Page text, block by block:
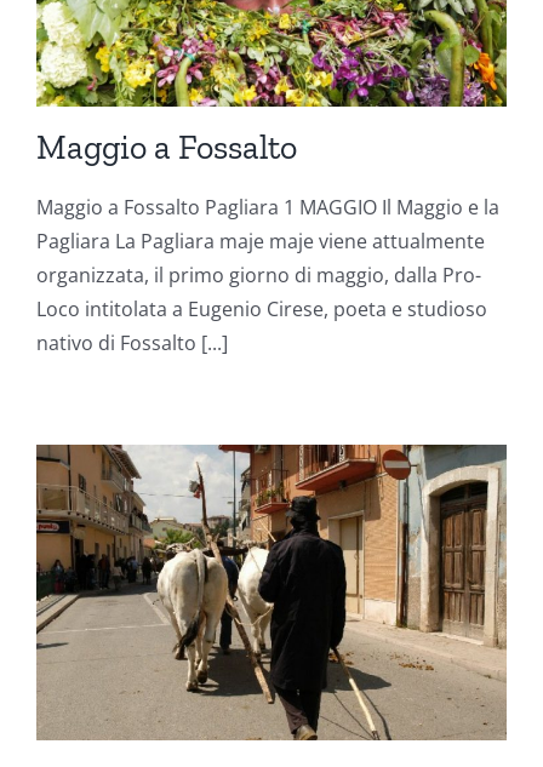
Maggio a Fossalto
Maggio a Fossalto Pagliara 1 MAGGIO Il Maggio e la
Pagliara La Pagliara maje maje viene attualmente
organizzata, il primo giorno di maggio, dalla Pro-
Loco intitolata a Eugenio Cirese, poeta e studioso
nativo di Fossalto [...]